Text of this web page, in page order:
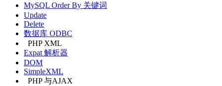
MySQL Order By 关键词
Update
Delete
数据库 ODBC
PHP XML
Expat 解析器
DOM
SimpleXML
PHP 与AJAX